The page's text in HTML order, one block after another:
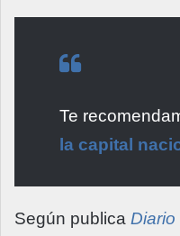
Te
la capital
Según publica Diario